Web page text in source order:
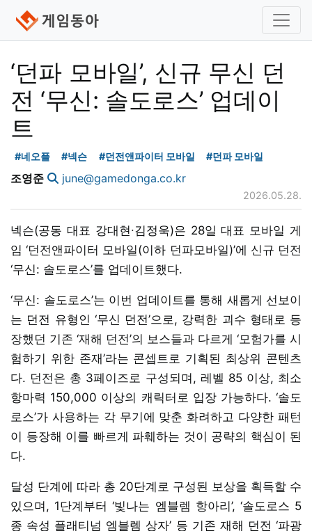
‘던파 모바일’, 신규 무신 던
전 ‘무신: 솔도로스’ 업데이
트
#네오플 #넥슨 #던전앤파이터 모바일 #던파 모바일
조영준 june@gamedonga.co.kr
2026.05.28.
넥슨(공동 대표 강대현∙김정욱)은 28일 대표 모바일 게
임 ‘던전앤파이터 모바일(이하 던파모바일)’에 신규 던전
‘무신: 솔도로스’를 업데이트했다.
‘무신: 솔도로스’는 이번 업데이트를 통해 새롭게 선보이
는 던전 유형인 ‘무신 던전’으로, 강력한 괴수 형태로 등
장했던 기존 ‘재해 던전’의 보스들과 다르게 ‘모험가를 시
험하기 위한 존재’라는 콘셉트로 기획된 최상위 콘텐츠
다. 던전은 총 3페이즈로 구성되며, 레벨 85 이상, 최소
항마력 150,000 이상의 캐릭터로 입장 가능하다. ‘솔도
로스’가 사용하는 각 무기에 맞춘 화려하고 다양한 패턴
이 등장해 이를 빠르게 파훼하는 것이 공략의 핵심이 된
다.
달성 단계에 따라 총 20단계로 구성된 보상을 획득할 수
있으며, 1단계부터 ‘빛나는 엠블렘 항아리’, ‘솔도로스 5
종 속성 플래티넘 엠블렘 상자’ 등 기존 재해 던전 ‘파광